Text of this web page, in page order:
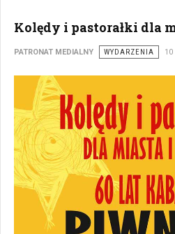
Kolędy i pastorałki dla
PATRONAT MEDIALNY WYDARZENIA 10